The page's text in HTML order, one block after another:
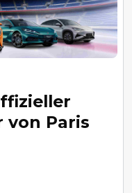
Paris